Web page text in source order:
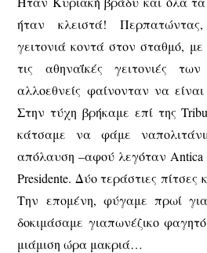
ήταν κλειστά!
γειτονιά κοντά στον σταθμό,
τις αθηναΐκές γειτονιές
αλλοεθνείς φαίνονταν να
Στην τύχη βρήκαμε επί της
κάτσαμε να φάμε
απόλαυση –αφού λεγόταν Antica
Presidente. Δύο τεράστιες
Την επομένη, φύγαμε πρωί
δοκιμάσαμε γιαπωνέζικο
μιάμιση ώρα μακριά…